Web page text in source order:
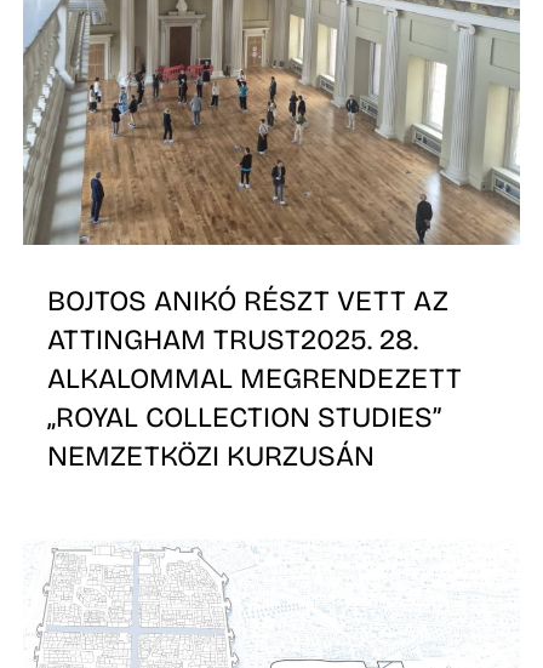
BOJTOS ANIKÓ RÉSZT VETT AZ
ATTINGHAM TRUST2025. 28.
ALKALOMMAL MEGRENDEZETT
„ROYAL COLLECTION STUDIES”
NEMZETKÖZI KURZUSÁN